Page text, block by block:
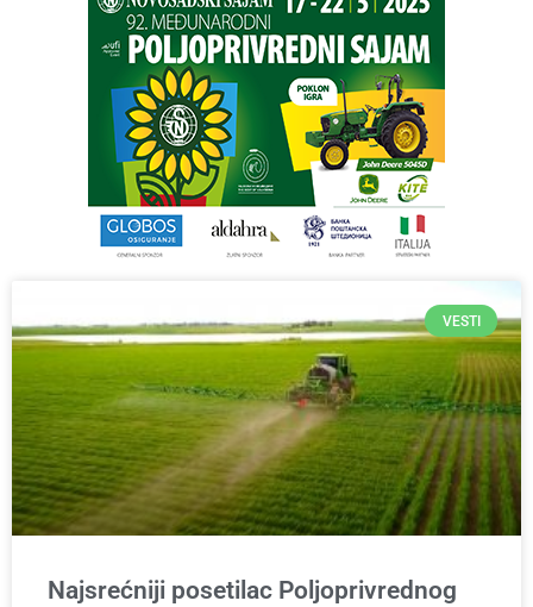
VESTI
Najsrećniji posetilac Poljoprivrednog